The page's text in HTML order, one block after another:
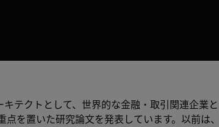
テクトとして、世界的な金融・取引関連企業
を置いた研究論文を発表しています。以前